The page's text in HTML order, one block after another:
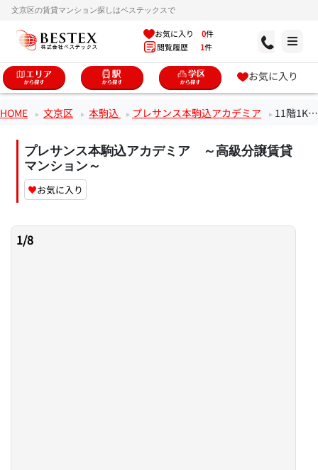
文京区の賃貸マンション探しはベステックスで
お気に入り 0件
閲覧履歴 1件
お気に入り
HOME 文京区 本駒込 プレサンス本駒込アカデミア 11階1Kのお部屋
プレサンス本駒込アカデミア ～高級分譲賃貸
マンション～
♥お気に入り
1/8